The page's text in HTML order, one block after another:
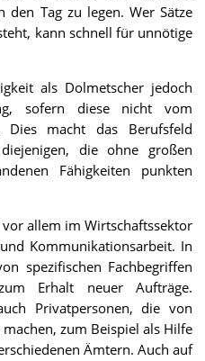
den Tag zu legen. Wer Sätze
kann schnell für unnötige
als Dolmetscher jedoch
sofern diese nicht vom
Dies macht das Berufsfeld
die ohne großen
Fähigkeiten punkten
allem im Wirtschaftssektor
Kommunikationsarbeit. In
spezifischen Fachbegriffen
Erhalt neuer Aufträge.
Privatpersonen, die von
zum Beispiel als Hilfe
Ämtern. Auch auf